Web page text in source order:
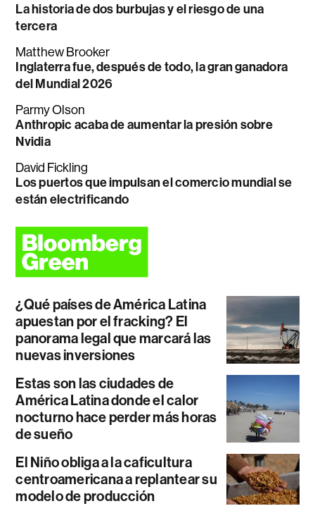
La historia de dos burbujas y el riesgo de una
tercera
Matthew Brooker
Inglaterra fue, después de todo, la gran ganadora
del Mundial 2026
Parmy Olson
Anthropic acaba de aumentar la presión sobre
Nvidia
David Fickling
Los puertos que impulsan el comercio mundial se
están electrificando
¿Qué países de América Latina
apuestan por el fracking? El
panorama legal que marcará las
nuevas inversiones
Estas son las ciudades de
América Latina donde el calor
nocturno hace perder más horas
de sueño
El Niño obliga a la caficultura
centroamericana a replantear su
modelo de producción